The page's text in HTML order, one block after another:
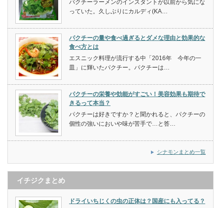
パクチーラーメンのインスタントが以前から気にな
っていた。久しぶりにカルディ(KA…
パクチーの量や食べ過ぎるとダメな理由と効果的な
食べ方とは
エスニック料理が流行する中「2016年 今年の一
皿」に輝いたパクチー。パクチーは…
パクチーの栄養や効能がすごい！美容効果も期待で
きるって本当？
パクチーは好きですか？と聞かれると、パクチーの
個性の強いにおいや味が苦手で…と答…
シナモンまとめ一覧
イチジクまとめ
ドライいちじくの虫の正体は？国産にも入ってる？